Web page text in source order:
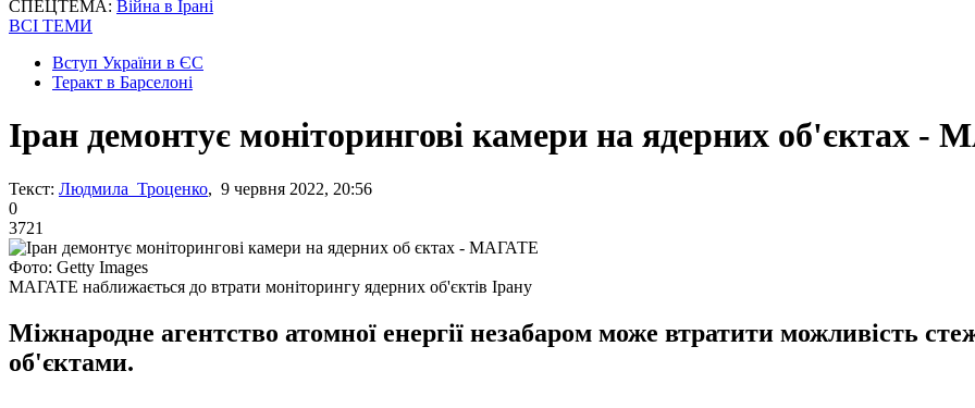
СПЕЦТЕМА: Війна в Ірані
ВСІ ТЕМИ
Вступ України в ЄС
Теракт в Барселоні
Іран демонтує моніторингові камери на ядерних об'єктах -
Текст: Людмила Троценко, 9 червня 2022, 20:56
0
3721
Фото: Getty Images
МАГАТЕ наближається до втрати моніторингу ядерних об'єктів Ірану
Міжнародне агентство атомної енергії незабаром може втратити можливість
об'єктами.